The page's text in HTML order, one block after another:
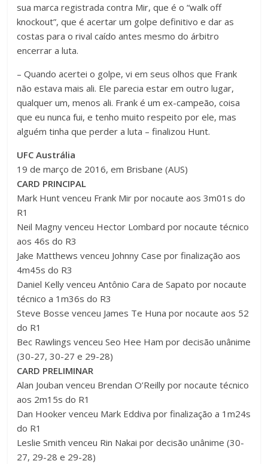
sua marca registrada contra Mir, que é o “walk off
knockout”, que é acertar um golpe definitivo e dar as
costas para o rival caído antes mesmo do árbitro
encerrar a luta.
– Quando acertei o golpe, vi em seus olhos que Frank
não estava mais ali. Ele parecia estar em outro lugar,
qualquer um, menos ali. Frank é um ex-campeão, coisa
que eu nunca fui, e tenho muito respeito por ele, mas
alguém tinha que perder a luta – finalizou Hunt.
UFC Austrália
19 de março de 2016, em Brisbane (AUS)
CARD PRINCIPAL
Mark Hunt venceu Frank Mir por nocaute aos 3m01s do
R1
Neil Magny venceu Hector Lombard por nocaute técnico
aos 46s do R3
Jake Matthews venceu Johnny Case por finalização aos
4m45s do R3
Daniel Kelly venceu Antônio Cara de Sapato por nocaute
técnico a 1m36s do R3
Steve Bosse venceu James Te Huna por nocaute aos 52
do R1
Bec Rawlings venceu Seo Hee Ham por decisão unânime
(30-27, 30-27 e 29-28)
CARD PRELIMINAR
Alan Jouban venceu Brendan O’Reilly por nocaute técnico
aos 2m15s do R1
Dan Hooker venceu Mark Eddiva por finalização a 1m24s
do R1
Leslie Smith venceu Rin Nakai por decisão unânime (30-
27, 29-28 e 29-28)